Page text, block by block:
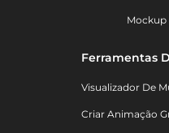
Mockup
Ferramentas
Visualizador De
Criar Animação